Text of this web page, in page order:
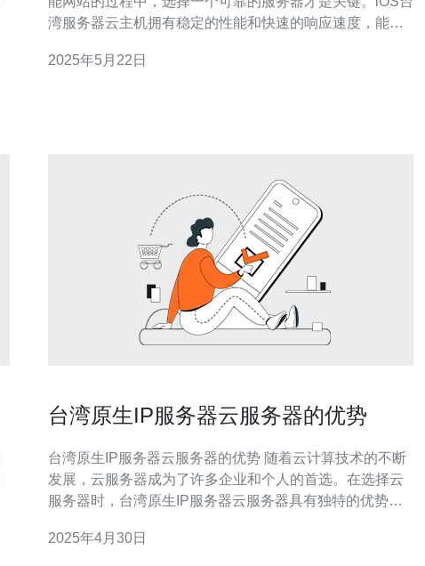
湾服务器云主机拥有稳定的性能和快速的响应速度，能够
网络环境，可以提供更快速度的访问体验。 通过iOS台湾
2025年5月22日
台湾原生IP服务器云服务器的优势
台湾原生IP服务器云服务器的优势 随着云计算技术的不断
发展，云服务器成为了许多企业和个人的首选。在选择云
服务器时，台湾原生IP服务器云服务器具有独特的优势，
务器提供了高速稳定的网络连接。台湾作为一个互联网发
2025年4月30日